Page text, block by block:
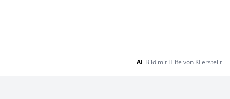
AI Bild mit Hilfe von KI erstellt